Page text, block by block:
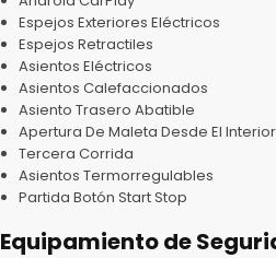
Espejos Exteriores Eléctricos
Espejos Retractiles
Asientos Eléctricos
Asientos Calefaccionados
Asiento Trasero Abatible
Apertura De Maleta Desde El Interior
Tercera Corrida
Asientos Termorregulables
Partida Botón Start Stop
Equipamiento de